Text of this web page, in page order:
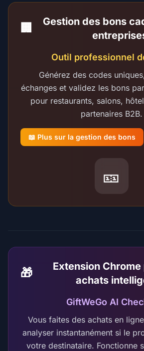
🏢
Gestion des bons
Outil professionnel
Générez des codes
échanges et validez les bons
pour restaurants, salons,
partenaires B2B.
📖 Plus sur la gestion des bons
🎫
🎁
Extension
achats
GiftWeGo AI
Vous faites des achats en
analyser instantanément si le
votre destinataire. Fonctionne